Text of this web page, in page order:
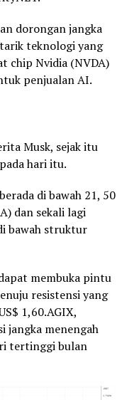
dorongan jangka
teknologi yang
chip Nvidia (NVDA)
penjualan AI.
Musk, sejak itu
hari itu.
di bawah 21, 50
dan sekali lagi
bawah struktur
membuka pintu
resistensi yang
1,60.AGIX,
jangka menengah
tertinggi bulan